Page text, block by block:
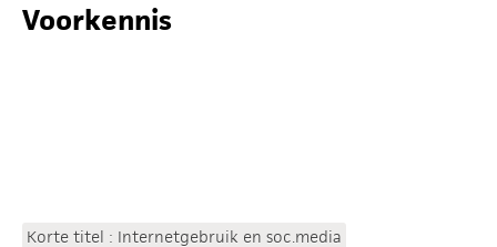
Voorkennis
Korte titel : Internetgebruik en soc.media